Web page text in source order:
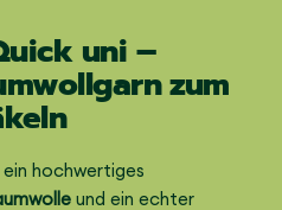
uni –
zum
hochwertiges
und ein echter